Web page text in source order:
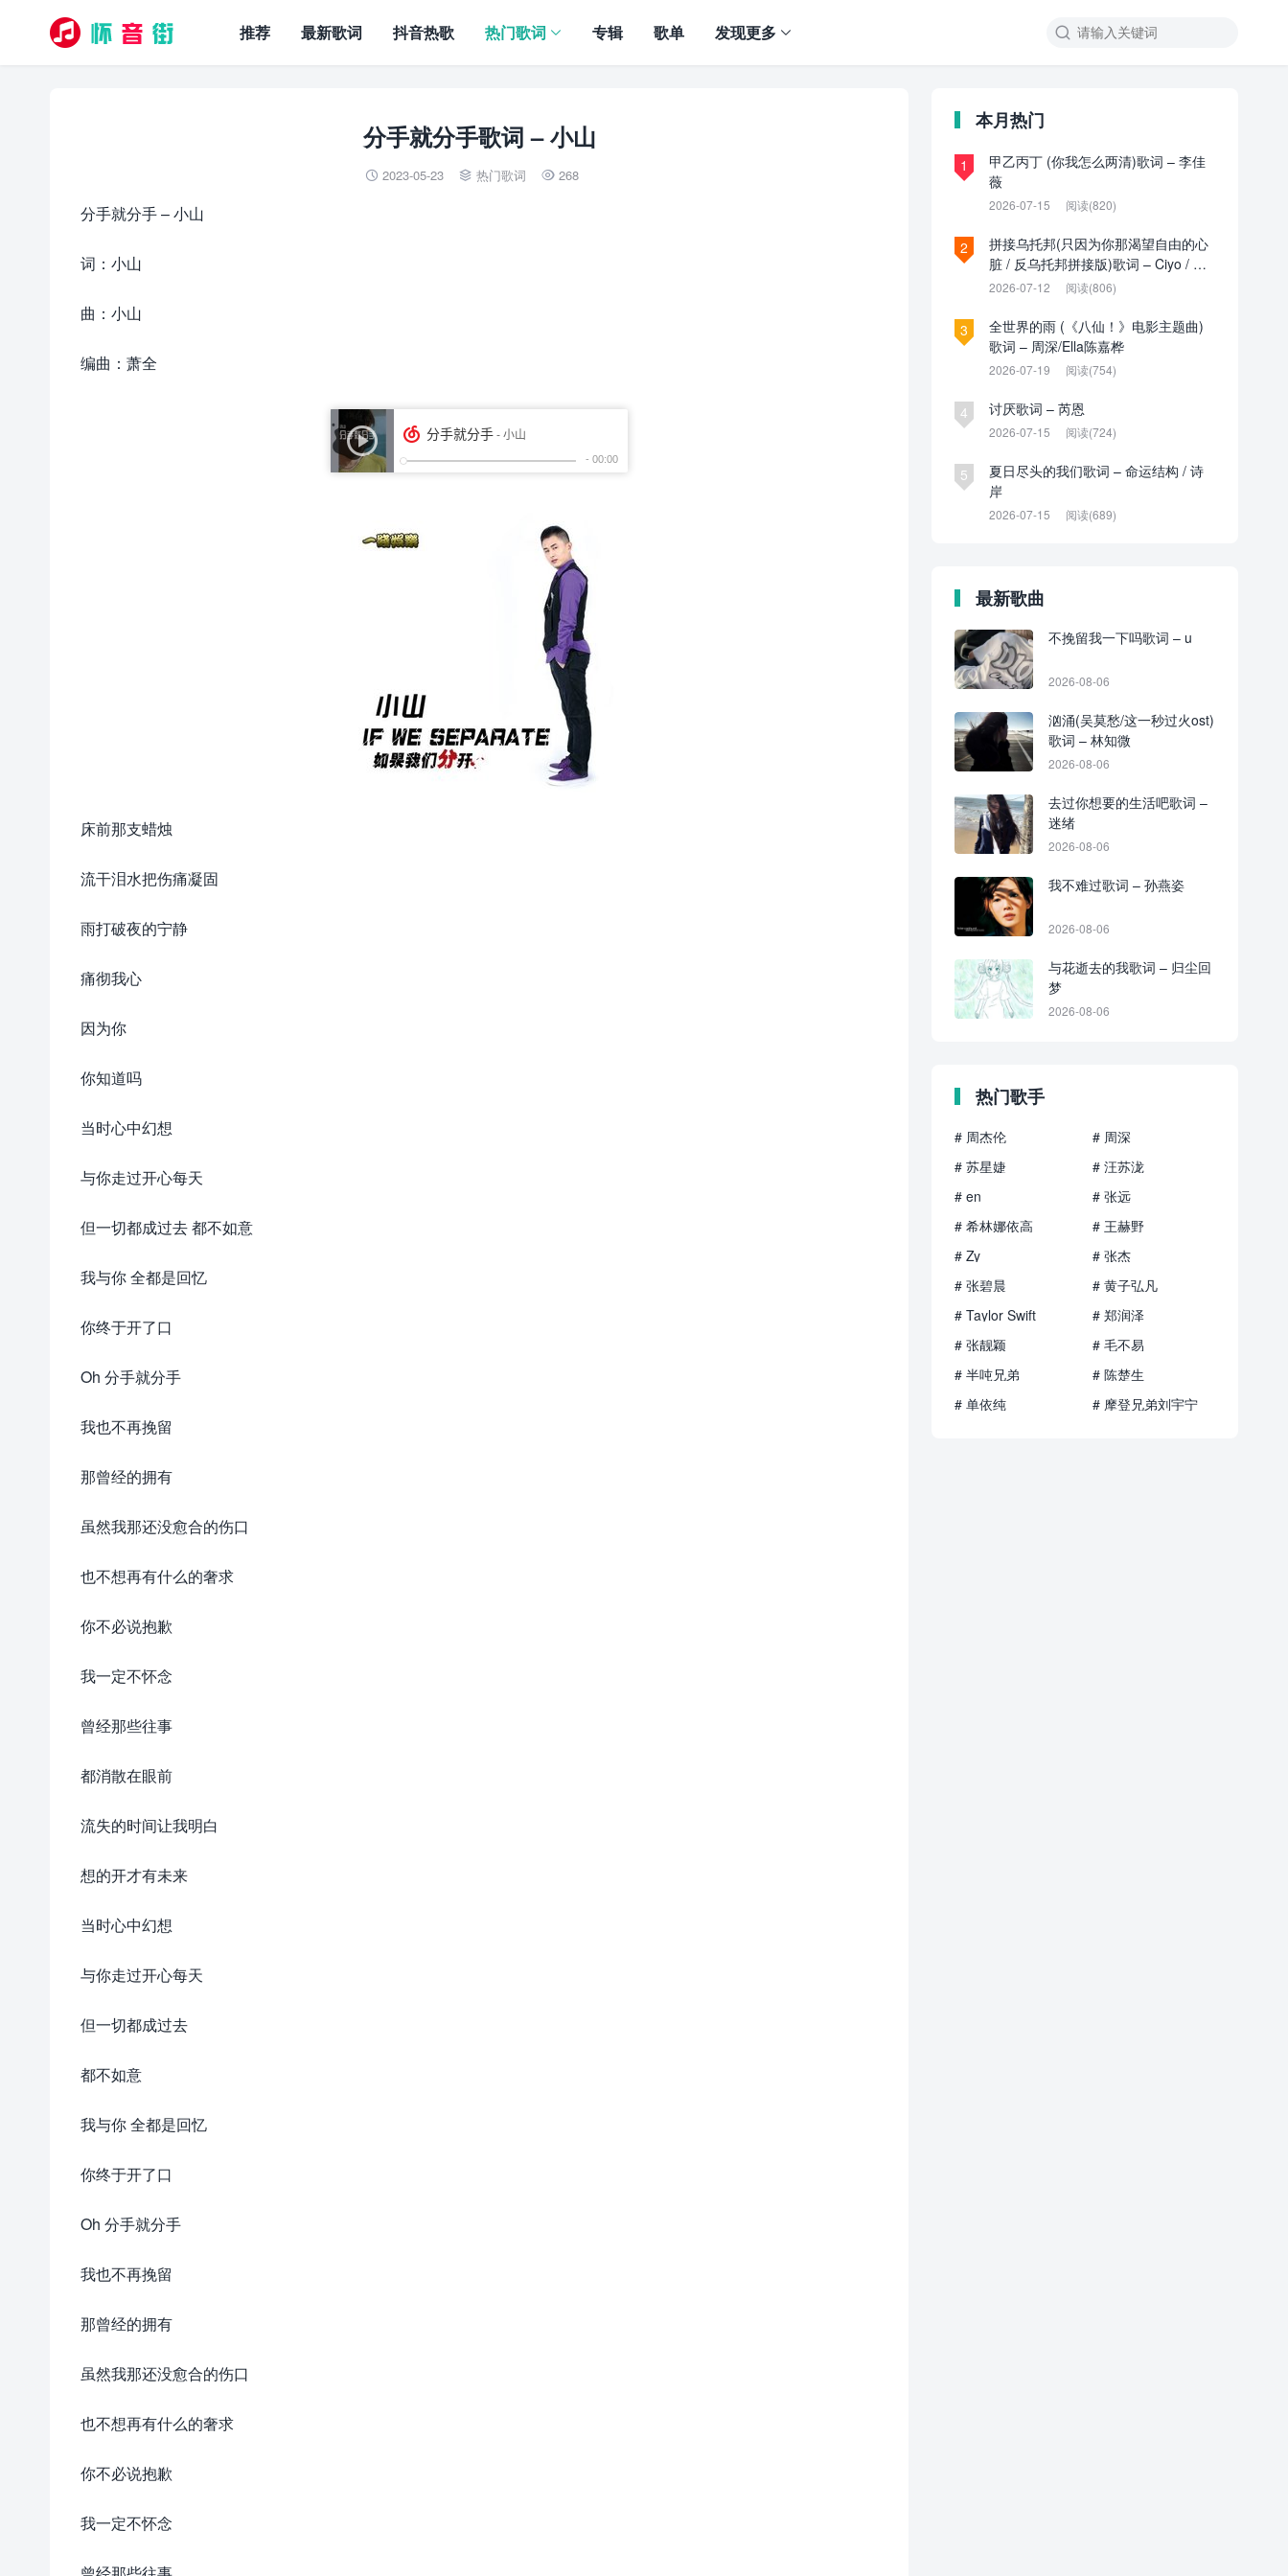

推荐 最新歌词 抖音热歌 热门歌词 专辑 歌单 发现更多
分手就分手歌词 – 小山
 2023-05-23  热门歌词  268
分手就分手 – 小山
词：小山
曲：小山
编曲：萧全
床前那支蜡烛
流干泪水把伤痛凝固
雨打破夜的宁静
痛彻我心
因为你
你知道吗
当时心中幻想
与你走过开心每天
但一切都成过去 都不如意
我与你 全都是回忆
你终于开了口
Oh 分手就分手
我也不再挽留
那曾经的拥有
虽然我那还没愈合的伤口
也不想再有什么的奢求
你不必说抱歉
我一定不怀念
曾经那些往事
都消散在眼前
流失的时间让我明白
想的开才有未来
当时心中幻想
与你走过开心每天
但一切都成过去
都不如意
我与你 全都是回忆
你终于开了口
Oh 分手就分手
我也不再挽留
那曾经的拥有
虽然我那还没愈合的伤口
也不想再有什么的奢求
你不必说抱歉
我一定不怀念
本月热门
1
甲乙丙丁 (你我怎么两清)歌词 – 李佳
薇
2026-07-15 阅读(820)
2
拼接乌托邦(只因为你那渴望自由的心
脏 / 反乌托邦拼接版)歌词 – Ciyo / 见
过夏天P / 乌托邦P
2026-07-12 阅读(806)
3
全世界的雨 (《八仙！》电影主题曲)
歌词 – 周深/Ella陈嘉桦
2026-07-19 阅读(754)
4 讨厌歌词 – 芮恩
2026-07-15 阅读(724)
5
夏日尽头的我们歌词 – 命运结构 / 诗
岸
2026-07-15 阅读(689)
最新歌曲
不挽留我一下吗歌词 – u
2026-08-06
汹涌(吴莫愁/这一秒过火ost)
歌词 – 林知微
2026-08-06
去过你想要的生活吧歌词 –
迷绪
2026-08-06
我不难过歌词 – 孙燕姿
2026-08-06
与花逝去的我歌词 – 归尘回
梦
2026-08-06
热门歌手
# 周杰伦
# 周深
# 苏星婕
# 汪苏泷
# en
# 张远
# 希林娜依高
# 王赫野
# Zy
# 张杰
# 张碧晨
# 黄子弘凡
# Taylor Swift
# 郑润泽
# 张靓颖
# 毛不易
# 半吨兄弟
# 陈楚生
# 单依纯
# 摩登兄弟刘宇宁